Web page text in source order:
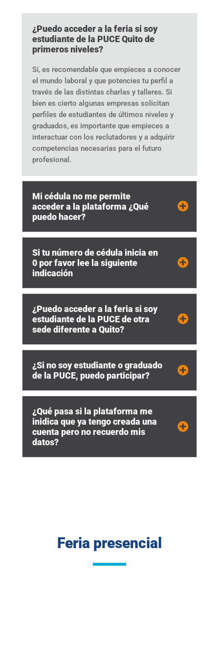
¿Puedo acceder a la feria si soy
estudiante de la PUCE Quito de
primeros niveles?
Sí, es recomendable que empieces a conocer
el mundo laboral y que potencies tu perfil a
través de las distintas charlas y talleres. Si
bien es cierto algunas empresas solicitan
perfiles de estudiantes de últimos niveles y
graduados, es importante que empieces a
interactuar con los reclutadores y a adquirir
competencias necesarias para el futuro
profesional.
Mi cédula no me permite
acceder a la plataforma ¿Qué
puedo hacer?
Si tu número de cédula inicia en
0 por favor lee la siguiente
indicación
¿Puedo acceder a la feria si soy
estudiante de la PUCE de otra
sede diferente a Quito?
¿Si no soy estudiante o graduado
de la PUCE, puedo participar?
¿Qué pasa si la plataforma me
inidica que ya tengo creada una
cuenta pero no recuerdo mis
datos?
Feria presencial